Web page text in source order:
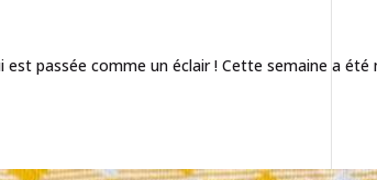
est passée comme un éclair ! Cette semaine a